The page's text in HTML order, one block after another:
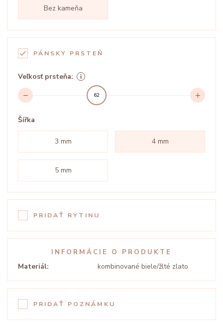
Bez kameňa
PÁNSKY PRSTEŇ
Veľkosť prsteňa:
62
Šířka
3 mm 4 mm
5 mm
PRIDAŤ RYTINU
INFORMÁCIE O PRODUKTE
Materiál: kombinované biele/žlté zlato
PRIDAŤ POZNÁMKU